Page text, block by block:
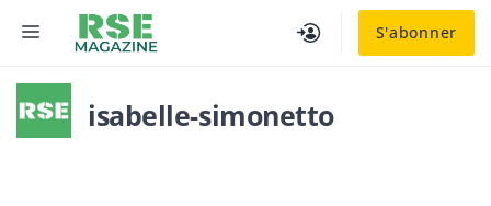
S'abonner
MENU
isabelle-simonetto